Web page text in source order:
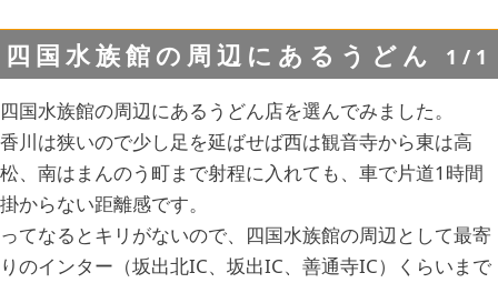
四国水族館の周辺にあるうどん 1/1
四国水族館の周辺にあるうどん店を選んでみました。
香川は狭いので少し足を延ばせば西は観音寺から東は高
松、南はまんのう町まで射程に入れても、車で片道1時間
掛からない距離感です。
ってなるとキリがないので、四国水族館の周辺として最寄
りのインター（坂出北IC、坂出IC、善通寺IC）くらいまで